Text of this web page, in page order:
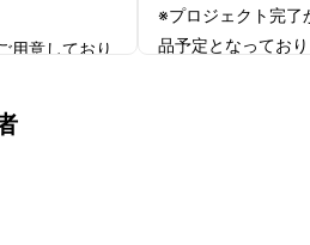
用意しており
ます。
産効率が向
格が予定価
ざいます。
※プロジェクト完了
品予定となってお